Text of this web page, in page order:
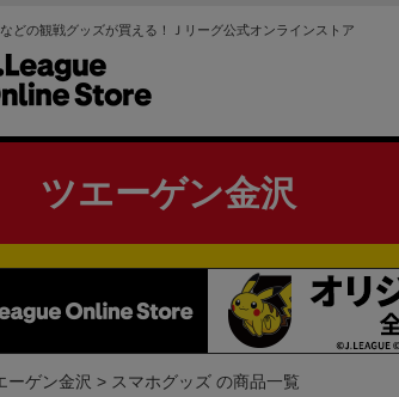
どの観戦グッズが買える！Ｊリーグ公式オンラインストア
ツエーゲン金沢
ーゲン金沢 スマホグッズ の商品一覧